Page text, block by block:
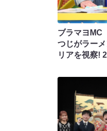
ブラマヨMC
つじがラー
リアを視察!